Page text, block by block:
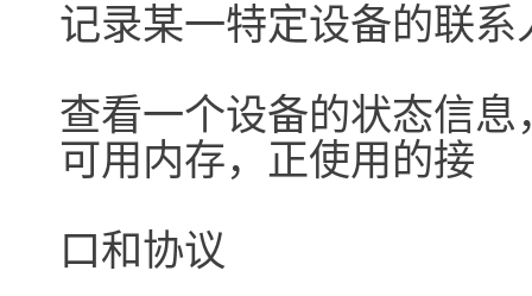
记录某一特定设备的联系
查看一个设备的状态信
可用内存，正使用的接
口和协议